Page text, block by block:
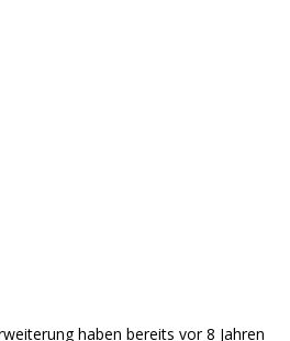
haben bereits vor 8 Jahren